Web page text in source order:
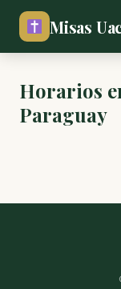
Misas
Horarios
Paraguay